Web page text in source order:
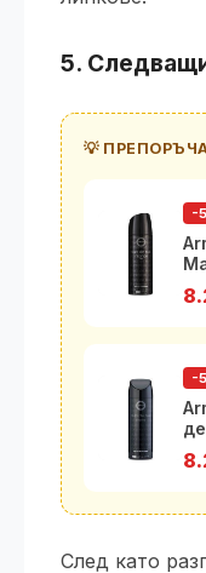
5.
💡
-
-
След като